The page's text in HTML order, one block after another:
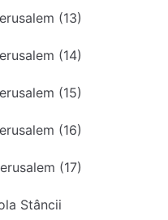
Stâncii